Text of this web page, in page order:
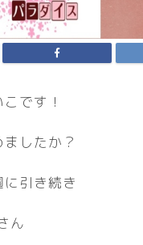
です！
したか？
引き続き
ん